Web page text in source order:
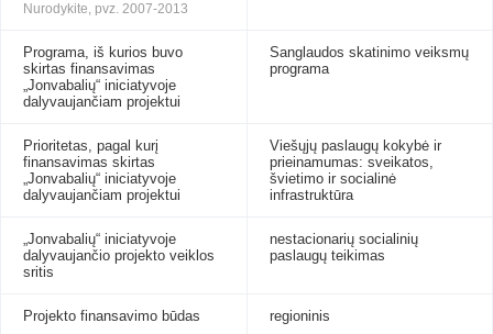
Nurodykite, pvz. 2007-2013
Programa, iš kurios buvo
skirtas finansavimas
„Jonvabalių“ iniciatyvoje
dalyvaujančiam projektui
Sanglaudos skatinimo veiksmų
programa
Prioritetas, pagal kurį
finansavimas skirtas
„Jonvabalių“ iniciatyvoje
dalyvaujančiam projektui
Viešųjų paslaugų kokybė ir
prieinamumas: sveikatos,
švietimo ir socialinė
infrastruktūra
„Jonvabalių“ iniciatyvoje
dalyvaujančio projekto veiklos
sritis
nestacionarių socialinių
paslaugų teikimas
Projekto finansavimo būdas regioninis